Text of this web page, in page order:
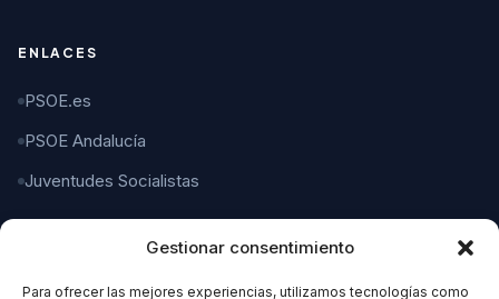
Gestionar consentimiento
Para ofrecer las mejores experiencias, utilizamos tecnologías como
ENLACES
PSOE.es
PSOE Andalucía
Juventudes Socialistas